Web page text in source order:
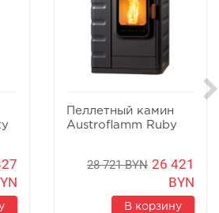
Пеллетный камин
Austroflamm Ruby
28 721 BYN 26 421
BYN
В корзину